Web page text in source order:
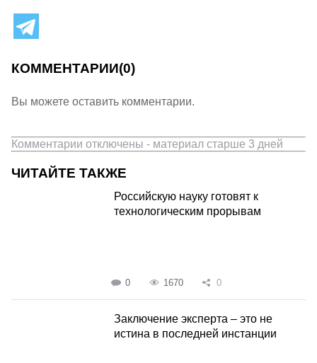
КОММЕНТАРИИ(0)
Вы можете оставить комментарии.
Комментарии отключены - материал старше 3 дней
ЧИТАЙТЕ ТАКЖЕ
Российскую науку готовят к
технологическим прорывам
0 1670 0
Заключение эксперта – это не
истина в последней инстанции